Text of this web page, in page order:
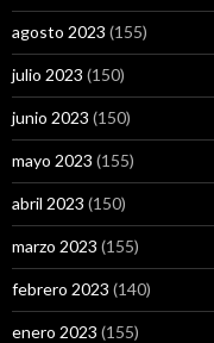
agosto 2023 (155)
julio 2023 (150)
junio 2023 (150)
mayo 2023 (155)
abril 2023 (150)
marzo 2023 (155)
febrero 2023 (140)
enero 2023 (155)